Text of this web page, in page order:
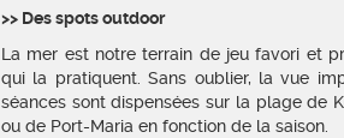
>> Des spots outdoor
La mer est notre terrain de jeu favori et
qui la pratiquent. Sans oublier, la vue
séances sont dispensées sur la plage de
ou de Port-Maria en fonction de la saison.